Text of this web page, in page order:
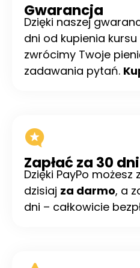
Gwarancja
Dzięki naszej
dni od kupienia
zwrócimy Twoje
zadawania pytań.
Zapłać za 30 dni
Dzięki PayPo
dzisiaj za darmo, a
dni – całkowicie